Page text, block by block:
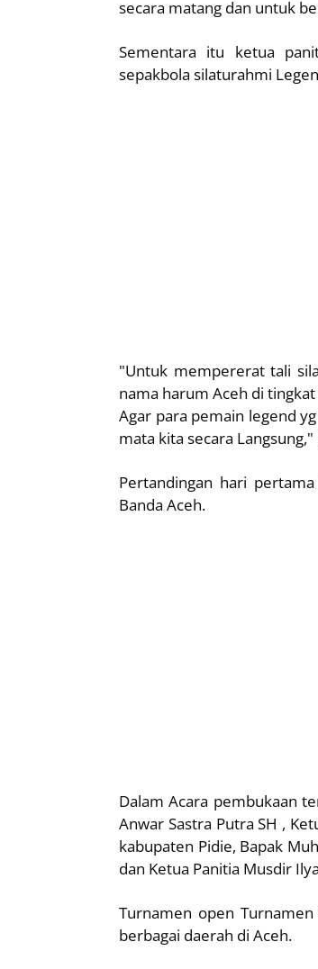
secara matang dan untuk
Sementara itu ketua
sepakbola silaturahmi
"Untuk mempererat tali
nama harum Aceh di
Agar para pemain legend
mata kita secara
Pertandingan hari
Banda Aceh.
Dalam Acara pembukaan
Anwar Sastra Putra SH ,
kabupaten Pidie, Bapak
dan Ketua Panitia Musdir
Turnamen open
berbagai daerah di Aceh.